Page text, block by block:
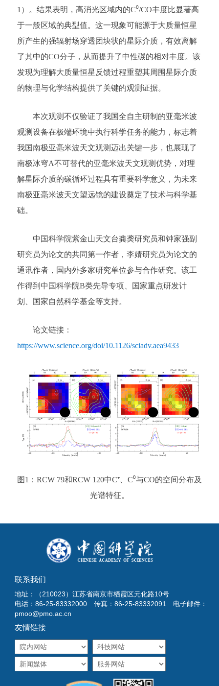
1）。结果表明，高消光区域内的C⁰/CO丰度比显著高
于一般区域的典型值。这一现象可能源于大质量恒星
所产生的强辐射场穿透团块状的星际介质，有效离解
了其中的CO分子，从而提升了中性碳的相对丰度。该
发现为理解大质量恒星反馈过程重塑其周围星际介质
的物理与化学结构提供了关键的观测证据。
本次观测不仅验证了我国全自主研制的亚毫米波
观测设备在极端环境中执行科学任务的能力，标志着
我国南极亚毫米波天文观测迈出关键一步，也展现了
南极冰穹A不可替代的亚毫米波天文观测优势，对理
解星际介质的碳循环过程具有重要科学意义，为未来
南极亚毫米波天文望远镜的建设奠定了技术与科学基
础。
中国科学院紫金山天文台龚䶮研究员和钟家强副
研究员为论文的共同第一作者，李婧研究员为论文的
通讯作者，国内外多家研究单位参与合作研究。该工
作得到中国科学院B类先导专项、国家重点研发计
划、国家自然科学基金等支持。
论文链接：
https://www.science.org/doi/10.1126/sciadv.aea9433
图1：RCW 79和RCW 120中C⁺、C⁰与CO的空间分布及
光谱特征。
联系我们
地址：（210023）江苏省南京市栖霞区元化路10号
电话：86-25-83332000 传真：86-25-83332091 电子邮件：
pmoo@pmo.ac.cn
友情链接